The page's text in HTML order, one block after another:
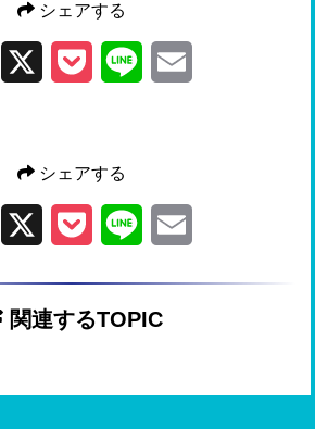
シェアする
Facebook Pocket Line
シェアする
Facebook Pocket Line
関連するTOPIC